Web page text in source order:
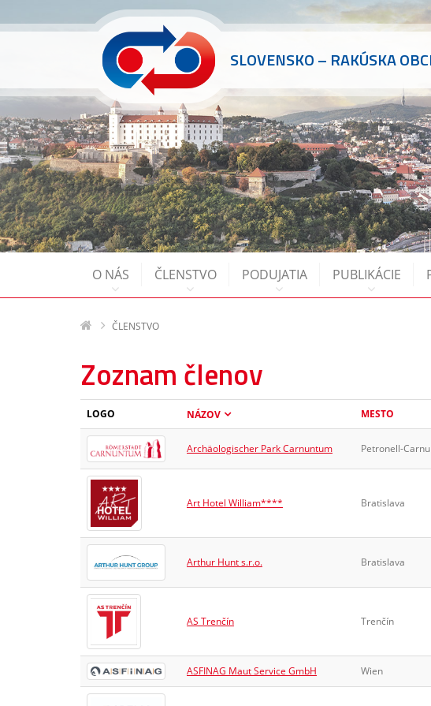
SLOVENSKO – RAKÚSKA
O NÁS ČLENSTVO PODUJATIA PUBLIKÁCIE
ČLENSTVO
Zoznam členov
LOGO NÁZOV MESTO
Archäologischer Park Carnuntum Petronell-
Art Hotel William**** Bratislava
Arthur Hunt s.r.o. Bratislava
AS Trenčín Trenčín
ASFINAG Maut Service GmbH Wien